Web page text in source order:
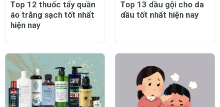
Top 12 thuốc tẩy quần
áo trắng sạch tốt nhất
hiện nay
Top 13 dầu gội cho da
dầu tốt nhất hiện nay